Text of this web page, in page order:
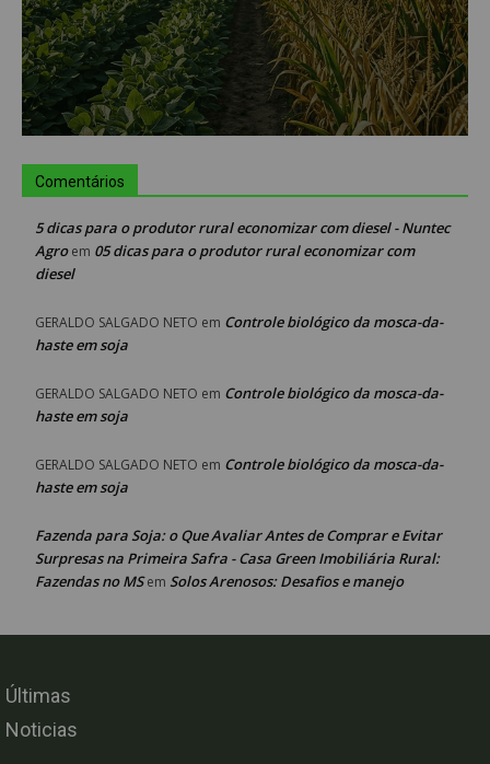
Comentários
5 dicas para o produtor rural economizar com diesel - Nuntec
Agroem 05 dicas para o produtor rural economizar com
diesel
GERALDO SALGADO NETO em Controle biológico da mosca-da-
haste em soja
GERALDO SALGADO NETO em Controle biológico da mosca-da-
haste em soja
GERALDO SALGADO NETO em Controle biológico da mosca-da-
haste em soja
Fazenda para Soja: o Que Avaliar Antes de Comprar e Evitar
Surpresas na Primeira Safra - Casa Green Imobiliária Rural:
Fazendas no MSem Solos Arenosos: Desafios e manejo
Últimas
Noticias